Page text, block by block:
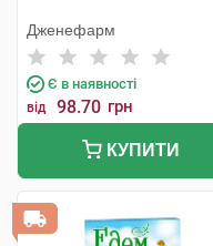
Дженефарм
Є в наявності
від 98.70 грн
КУПИТИ